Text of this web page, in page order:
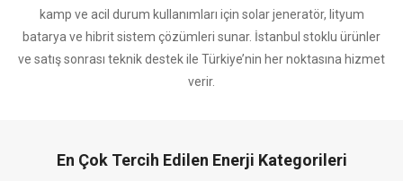
kamp ve acil durum kullanımları için solar jeneratör, lityum
batarya ve hibrit sistem çözümleri sunar. İstanbul stoklu ürünler
ve satış sonrası teknik destek ile Türkiye’nin her noktasına hizmet
verir.
En Çok Tercih Edilen Enerji Kategorileri